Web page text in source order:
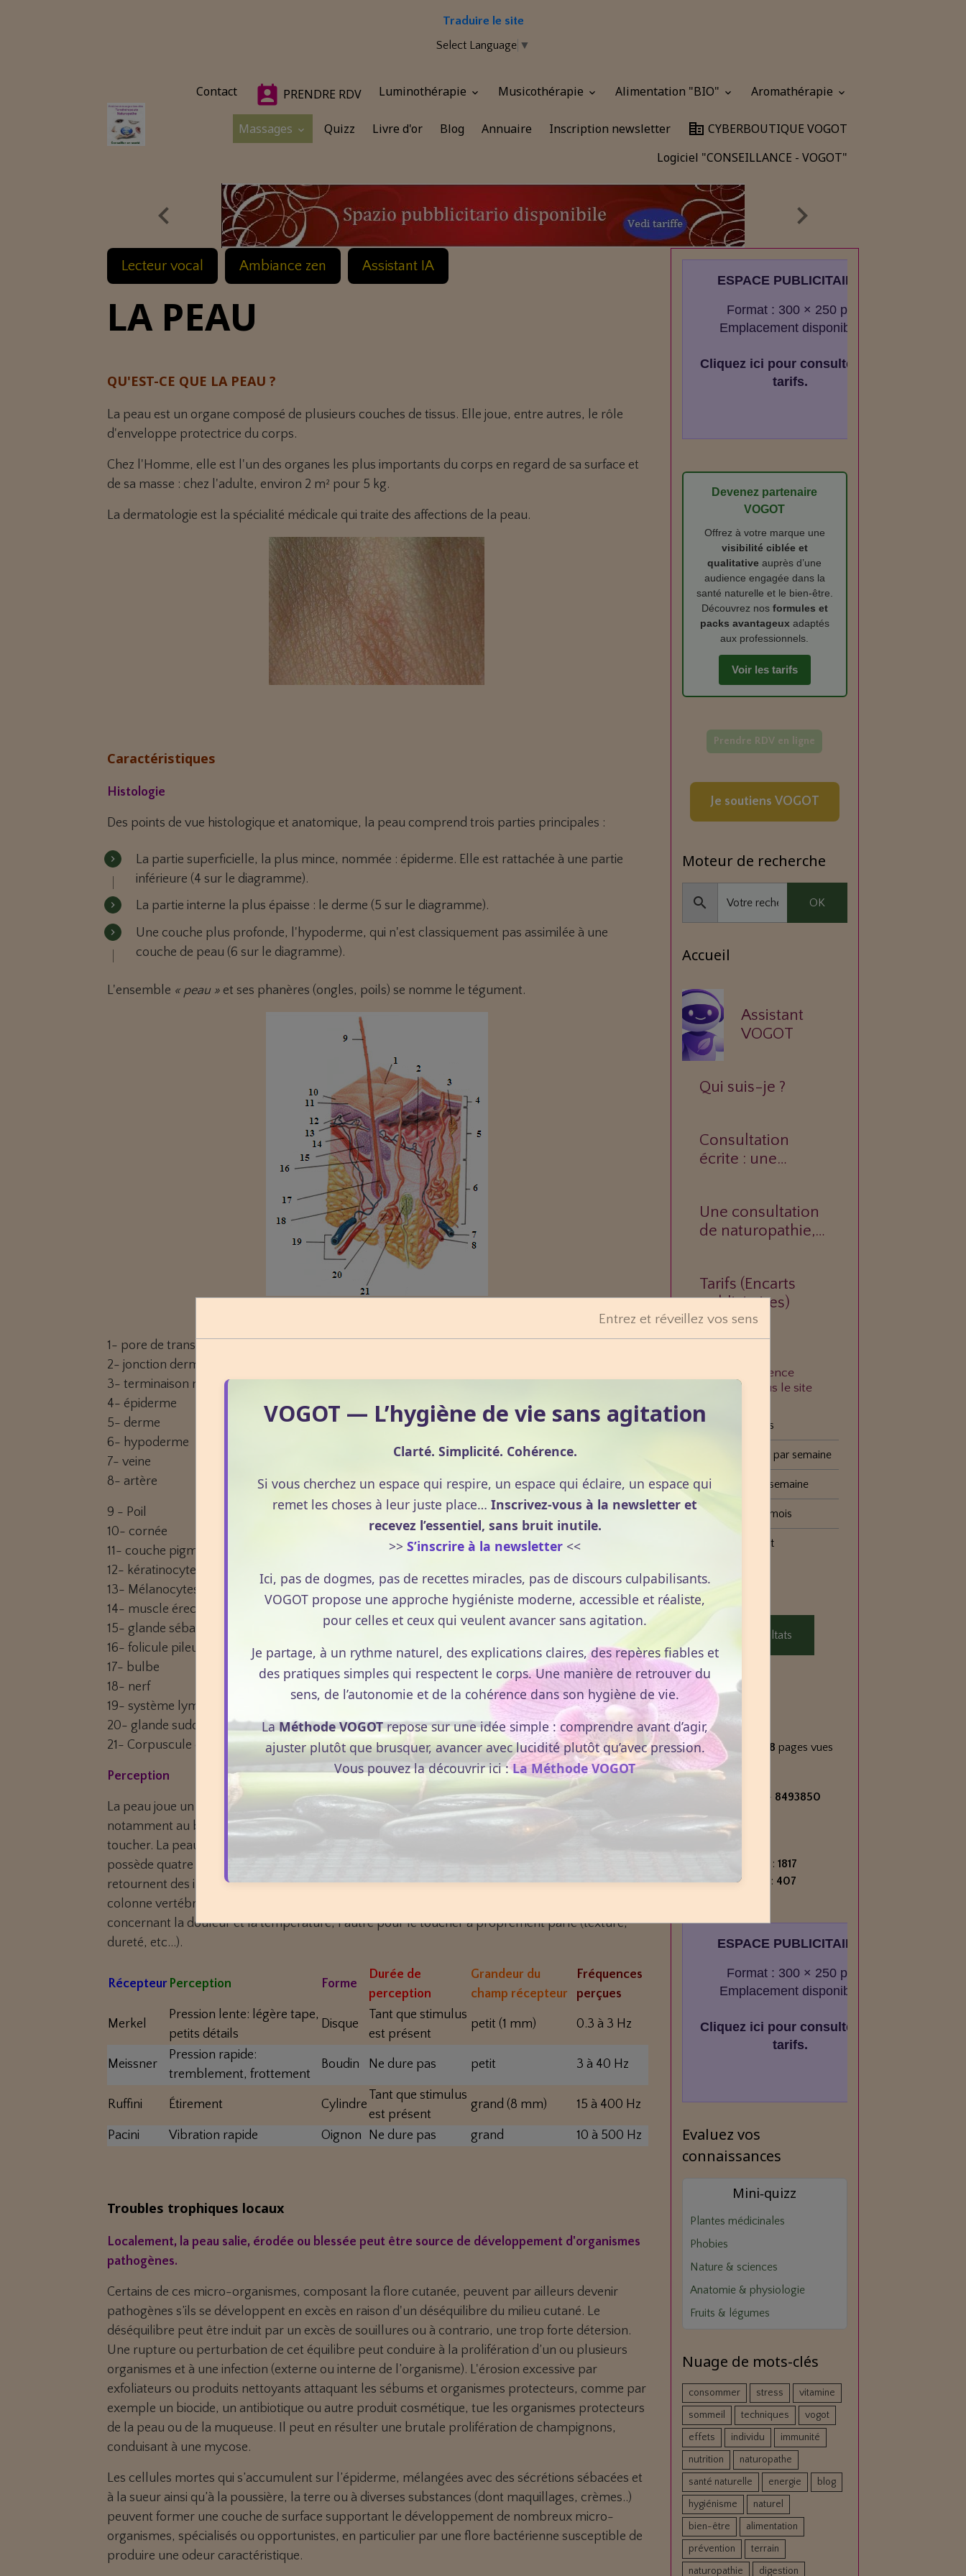
Traduire le site
Select Language ▼
Contact PRENDRE RDV Luminothérapie Musicothérapie Alimentation "BIO" Aromathérapie
Massages Quizz Livre d'or Blog Annuaire Inscription newsletter
CYBERBOUTIQUE VOGOT
Logiciel "CONSEILLANCE - VOGOT"
Lecteur vocal Ambiance zen Assistant IA
LA PEAU
QU'EST-CE QUE LA PEAU ?
La peau est un organe composé de plusieurs couches de tissus. Elle joue, entre autres, le rôle
d'enveloppe protectrice du corps.
Chez l'Homme, elle est l'un des organes les plus importants du corps en regard de sa surface et
de sa masse : chez l'adulte, environ 2 m² pour 5 kg.
La dermatologie est la spécialité médicale qui traite des affections de la peau.
Caractéristiques
Histologie
Des points de vue histologique et anatomique, la peau comprend trois parties principales :
La partie superficielle, la plus mince, nommée : épiderme. Elle est rattachée à une partie
inférieure (4 sur le diagramme).
La partie interne la plus épaisse : le derme (5 sur le diagramme).
Une couche plus profonde, l'hypoderme, qui n'est classiquement pas assimilée à une
couche de peau (6 sur le diagramme).
L'ensemble « peau » et ses phanères (ongles, poils) se nomme le tégument.
1- pore de transpiration
2- jonction dermo-épidermique (papille dermique)
3- terminaison nerveuse (toucher)
4- épiderme
5- derme
6- hypoderme
7- veine
8- artère
9 - Poil
10- cornée
11- couche pigmentée
12- kératinocytes
13- Mélanocytes
14- muscle érecteur du poil
15- glande sébacée
16- folicule pileux
17- bulbe
18- nerf
19- système lymphatique
20- glande sudoripare eccrine
21-Corpuscule de Pacini
Perception
La peau joue un rôle dans la nociception. Les terminaisons nerveuses contenues dans la peau, et
notamment au bout des doigts, permettent à l'homme d'explorer son environnement par le
toucher. La peau permet ainsi une sensibilité à la
possède quatre types de récepteurs, qui réagissent en fonction de
retournent des informations interprétables par le cerveau. Ces informations parcourent la
colonne vertébrale, jusqu’au thalamus via deux types de canaux : l’un pour les informations
concernant la douleur et la température, l’autre pour le toucher à proprement parlé (texture,
dureté, etc…).
Récepteur Perception Forme
Durée de
perception
Grandeur du
champ récepteur
Fréquences
perçues
Merkel
Pression lente: légère tape,
petits détails
Disque
Tant que stimulus
est présent
petit (1 mm) 0.3 à 3 Hz
Meissner
Pression rapide:
tremblement, frottement
Boudin Ne dure pas petit 3 à 40 Hz
Ruffini Étirement Cylindre
Tant que stimulus
est présent
grand (8 mm) 15 à 400 Hz
Pacini Vibration rapide Oignon Ne dure pas grand 10 à 500 Hz
Troubles trophiques locaux
Localement, la peau salie, érodée ou blessée peut être source de développement d'organismes
pathogènes.
Certains de ces micro-organismes, composant la flore cutanée, peuvent par ailleurs devenir
pathogènes s’ils se développent en excès en raison d'un déséquilibre du milieu cutané. Le
déséquilibre peut être induit par un excès de souillures ou à contrario, une trop forte détersion.
Une rupture ou perturbation de cet équilibre peut conduire à la prolifération d’un ou plusieurs
organismes et à une infection (externe ou interne de l’organisme). L'érosion excessive par
exfoliateurs ou produits nettoyants attaquant les sébums et organismes protecteurs, comme par
exemple un biocide, un antibiotique ou autre produit cosmétique, tue les organismes protecteurs
de la peau ou de la muqueuse. Il peut en résulter une brutale prolifération de champignons,
conduisant à une mycose.
Les cellules mortes qui s’accumulent sur l’épiderme, mélangées avec des sécrétions sébacées et
à la sueur ainsi qu’à la poussière, la terre ou à diverses substances (dont maquillages, crèmes..)
peuvent former une couche de surface supportant le développement de nombreux micro-
organismes, spécialisés ou opportunistes, en particulier par une flore bactérienne susceptible de
produire une odeur caractéristique.
ESPACE PUBLICITAIRE
Format : 300 × 250 px
Emplacement disponible
Cliquez ici pour consulter les
tarifs.
Devenez partenaire
VOGOT
Offrez à votre marque une
visibilité ciblée et
qualitative auprès d’une
audience engagée dans la
santé naturelle et le bien‑être.
Découvrez nos formules et
packs avantageuxadaptés
aux professionnels.
Voir les tarifs
Prendre RDV en ligne
Je soutiens VOGOT
Moteur de recherche
OK
Accueil
Assistant
VOGOT
Qui suis-je ?
Consultation
écrite : une
votre question.
Une consultation
de naturopathie,
Tarifs (Encarts
publicitaires)
À quelle fréquence
consultez-vous le site
Tous les jours
Plusieurs fois par semaine
Une fois par semaine
Une fois par mois
Plus rarement
Voir les résultats
Statistiques
Aujourd'hui
506 visiteurs - 868 pages vues
Total
visiteurs - 8493850
pages vues
Nombre de pages :1817
Nombre d'articles : 407
ESPACE PUBLICITAIRE
Format : 300 × 250 px
Emplacement disponible
Cliquez ici pour consulter les
tarifs.
Evaluez vos
connaissances
Mini‑quizz
Plantes médicinales
Phobies
Nature & sciences
Anatomie & physiologie
Fruits & légumes
Nuage de mots-clés
consommer stress
vitamine
sommeil
techniques
vogot
effets
individu
immunité
nutrition
naturopathe
santé naturelle
energie
blog
hygiénisme
naturel
bien-être
alimentation
prévention
terrain
naturopathie
digestion
Entrez et réveillez vos sens
VOGOT — L’hygiène de vie sans agitation
Clarté. Simplicité. Cohérence.
Si vous cherchez un espace qui respire, un espace qui éclaire, un espace qui
remet les choses à leur juste place… Inscrivez-vous à la newsletter et
recevez l’essentiel, sans bruit inutile.
>> S’inscrire à la newsletter <<
Ici, pas de dogmes, pas de recettes miracles, pas de discours culpabilisants.
VOGOT propose une approche hygiéniste moderne, accessible et réaliste,
pour celles et ceux qui veulent avancer sans agitation.
Je partage, à un rythme naturel, des explications claires, des repères fiables et
des pratiques simples qui respectent le corps. Une manière de retrouver du
sens, de l’autonomie et de la cohérence dans son hygiène de vie.
LaMéthode VOGOTrepose sur une idée simple : comprendre avant d’agir,
ajuster plutôt que brusquer, avancer avec lucidité plutôt qu’avec pression.
Vous pouvez la découvrir ici :La Méthode VOGOT